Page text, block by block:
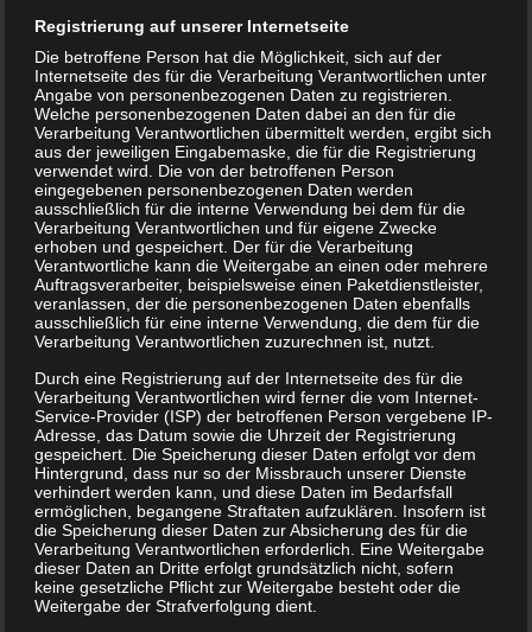
Registrierung auf unserer Internetseite
Die betroffene Person hat die Möglichkeit, sich auf der
Internetseite des für die Verarbeitung Verantwortlichen unter
Angabe von personenbezogenen Daten zu registrieren.
Welche personenbezogenen Daten dabei an den für die
Verarbeitung Verantwortlichen übermittelt werden, ergibt sich
aus der jeweiligen Eingabemaske, die für die Registrierung
verwendet wird. Die von der betroffenen Person
eingegebenen personenbezogenen Daten werden
ausschließlich für die interne Verwendung bei dem für die
Verarbeitung Verantwortlichen und für eigene Zwecke
erhoben und gespeichert. Der für die Verarbeitung
Verantwortliche kann die Weitergabe an einen oder mehrere
Auftragsverarbeiter, beispielsweise einen Paketdienstleister,
veranlassen, der die personenbezogenen Daten ebenfalls
ausschließlich für eine interne Verwendung, die dem für die
Verarbeitung Verantwortlichen zuzurechnen ist, nutzt.
Durch eine Registrierung auf der Internetseite des für die
Verarbeitung Verantwortlichen wird ferner die vom Internet-
Service-Provider (ISP) der betroffenen Person vergebene IP-
Adresse, das Datum sowie die Uhrzeit der Registrierung
gespeichert. Die Speicherung dieser Daten erfolgt vor dem
Hintergrund, dass nur so der Missbrauch unserer Dienste
verhindert werden kann, und diese Daten im Bedarfsfall
ermöglichen, begangene Straftaten aufzuklären. Insofern ist
die Speicherung dieser Daten zur Absicherung des für die
Verarbeitung Verantwortlichen erforderlich. Eine Weitergabe
dieser Daten an Dritte erfolgt grundsätzlich nicht, sofern
keine gesetzliche Pflicht zur Weitergabe besteht oder die
Weitergabe der Strafverfolgung dient.